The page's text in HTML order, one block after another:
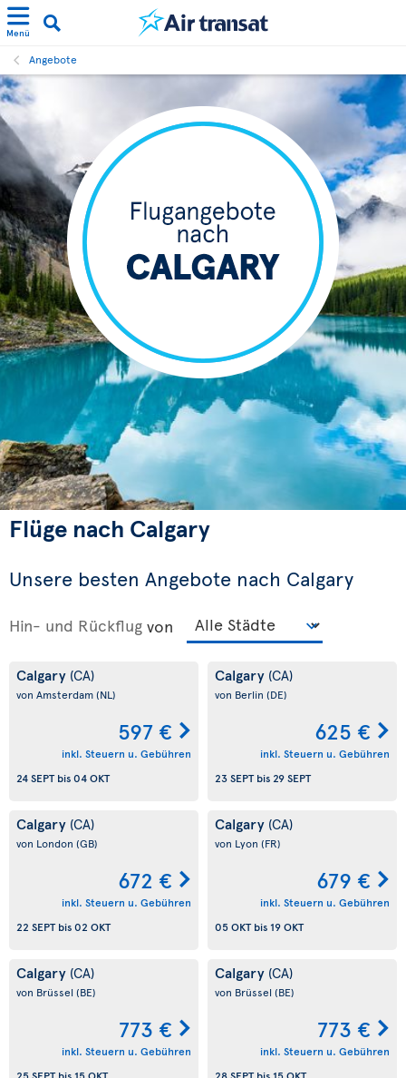
Menü
Angebote
Flüge nach Calgary
Unsere besten Angebote nach Calgary
Hin- und Rückflug von
Calgary (CA)
von Amsterdam(NL)
597 €
inkl. Steuern u. Gebühren
24 SEPTbis04 OKT
Calgary (CA)
von Berlin (DE)
625 €
inkl. Steuern u. Gebühren
23 SEPTbis29 SEPT
Calgary (CA)
von London (GB)
672 €
inkl. Steuern u. Gebühren
22 SEPTbis02 OKT
Calgary (CA)
von Lyon (FR)
679 €
inkl. Steuern u. Gebühren
05 OKTbis 19 OKT
Calgary (CA)
von Brüssel (BE)
773 €
inkl. Steuern u. Gebühren
Calgary (CA)
von Brüssel (BE)
773 €
inkl. Steuern u. Gebühren